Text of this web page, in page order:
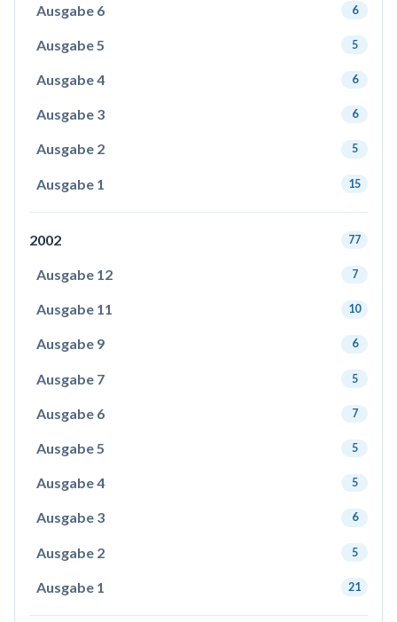
Ausgabe 6 6
Ausgabe 5 5
Ausgabe 4 6
Ausgabe 3 6
Ausgabe 2 5
Ausgabe 1 15
2002 77
Ausgabe 12 7
Ausgabe 11 10
Ausgabe 9 6
Ausgabe 7 5
Ausgabe 6 7
Ausgabe 5 5
Ausgabe 4 5
Ausgabe 3 6
Ausgabe 2 5
Ausgabe 1 21